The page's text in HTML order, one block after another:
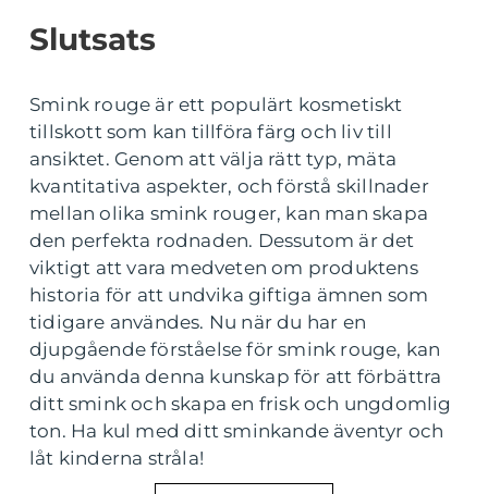
Slutsats
Smink rouge är ett populärt kosmetiskt
tillskott som kan tillföra färg och liv till
ansiktet. Genom att välja rätt typ, mäta
kvantitativa aspekter, och förstå skillnader
mellan olika smink rouger, kan man skapa
den perfekta rodnaden. Dessutom är det
viktigt att vara medveten om produktens
historia för att undvika giftiga ämnen som
tidigare användes. Nu när du har en
djupgående förståelse för smink rouge, kan
du använda denna kunskap för att förbättra
ditt smink och skapa en frisk och ungdomlig
ton. Ha kul med ditt sminkande äventyr och
låt kinderna stråla!